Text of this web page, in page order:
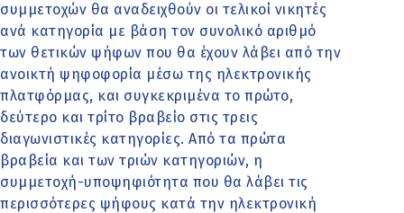
συμμετοχών θα αναδειχθούν οι τελικοί νικητές
ανά κατηγορία με βάση τον συνολικό αριθμό
των θετικών ψήφων που θα έχουν λάβει από την
ανοικτή ψηφοφορία μέσω της ηλεκτρονικής
πλατφόρμας, και συγκεκριμένα το πρώτο,
δεύτερο και τρίτο βραβείο στις τρεις
διαγωνιστικές κατηγορίες. Από τα πρώτα
βραβεία και των τριών κατηγοριών, η
συμμετοχή-υποψηφιότητα που θα λάβει τις
περισσότερες ψήφους κατά την ηλεκτρονική